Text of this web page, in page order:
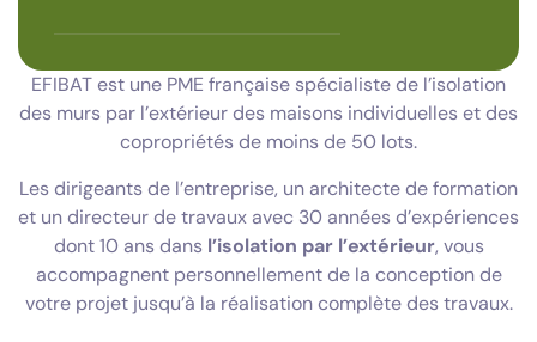
EFIBAT est une PME française spécialiste de l’isolation
des murs par l’extérieur des maisons individuelles et des
copropriétés de moins de 50 lots.
Les dirigeants de l’entreprise, un architecte de formation
et un directeur de travaux avec 30 années d’expériences
dont 10 ans dans l’isolation par l’extérieur, vous
accompagnent personnellement de la conception de
votre projet jusqu’à la réalisation complète des travaux.